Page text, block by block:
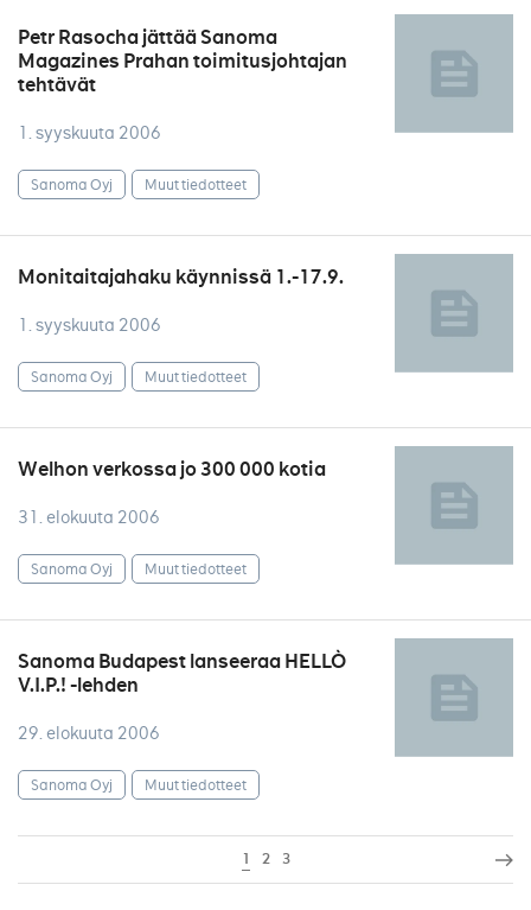
Petr Rasocha jättää Sanoma
Magazines Prahan toimitusjohtajan
tehtävät
1. syyskuuta 2006
Sanoma Oyj Muut tiedotteet
Monitaitajahaku käynnissä 1.-17.9.
1. syyskuuta 2006
Sanoma Oyj Muut tiedotteet
Welhon verkossa jo 300 000 kotia
31. elokuuta 2006
Sanoma Oyj Muut tiedotteet
Sanoma Budapest lanseeraa HELLÒ
V.I.P.! -lehden
29. elokuuta 2006
Sanoma Oyj Muut tiedotteet
1 2 3